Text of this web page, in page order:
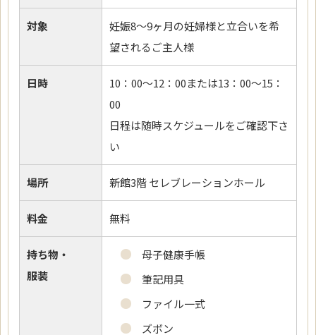
対象
妊娠8～9ヶ月の妊婦様と立合いを希
望されるご主人様
日時
10：00～12：00または13：00～15：
00
日程は随時スケジュールをご確認下さ
い
場所 新館3階 セレブレーションホール
料金 無料
持ち物・
服装
母子健康手帳
筆記用具
ファイル一式
ズボン